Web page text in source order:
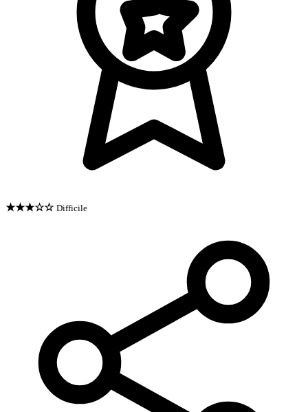
★★★☆☆ Difficile